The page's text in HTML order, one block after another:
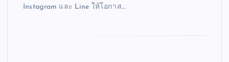
Instagram และ Line ให้โอกาส…